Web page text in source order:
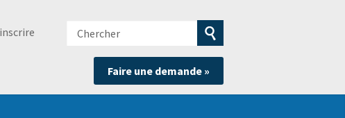
Chercher
Soumettre
la
recherche
Faire une demande »